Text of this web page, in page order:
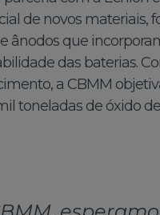
de novos materiais,
ânodos que
das baterias.
a CBMM
toneladas de óxido